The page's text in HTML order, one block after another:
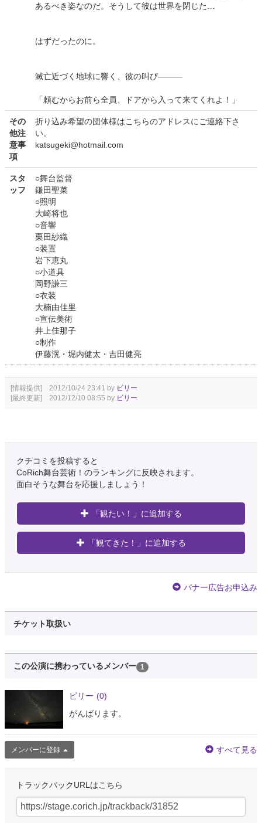
あるべき姿なのだ。そうして彼は世界を閉じた…
はずだったのに。
滅亡近づく地球に響く、彼の叫び―――
「頼むからお前ら全員、ドアから入って来てくれよ！」
その
他注
意事
項
折り込み希望の団体様はこちらのアドレスにご連絡下さ
い。
katsugeki@hotmail.com
スタ
ッフ
○舞台監督
鎌田聖菜
○照明
大崎将也
○音響
栗田紗織
○装置
岩下恵丸
○小道具
岡野謙三
○衣装
大楠由佳里
○宣伝美術
井上佳那子
○制作
伊藤滉・堀内健太・吉田健亮
[情報提供] 2012/10/24 23:41 by ビリー
[最終更新] 2012/12/10 08:55 by ビリー
クチコミを投稿すると
CoRich舞台芸術！のランキングに反映されます。
面白そうな舞台を応援しましょう！
「観たい！」に追加する
「観てきた！」に追加する
バナー広告お申込み
チケット取扱い
この公演に携わっているメンバー 1
ビリー (0)
がんばります。
メンバーに登録 すべて見る
トラックバックURLはこちら